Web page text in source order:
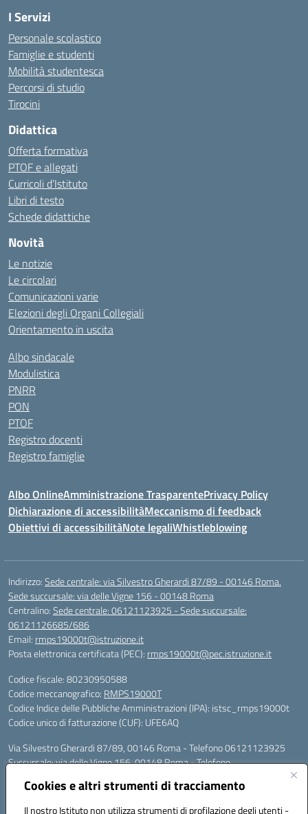
Cookies e altri strumenti di tracciamento
Il nostro Istituto non utilizza strumenti di profilazione degli utenti -
I Servizi
Personale scolastico
Famiglie e studenti
Mobilità studentesca
Percorsi di studio
Tirocini
Didattica
Offerta formativa
PTOF e allegati
Curricoli d’Istituto
Libri di testo
Schede didattiche
Novità
Le notizie
Le circolari
Comunicazioni varie
Elezioni degli Organi Collegiali
Orientamento in uscita
Albo sindacale
Modulistica
PNRR
PON
PTOF
Registro docenti
Registro famiglie
Albo OnlineAmministrazione TrasparentePrivacy Policy
Dichiarazione di accessibilitàMeccanismo di feedback
Obiettivi di accessibilitàNote legaliWhistleblowing
Indirizzo:Sede centrale: via Silvestro Gherardi 87/89 - 00146 Roma.
Sede succursale: via delle Vigne 156 - 00148 Roma
Centralino:Sede centrale: 06121123925 - Sede succursale:
06121126685/686
Email: rmps19000t@istruzione.it
Posta elettronica certificata (PEC): rmps19000t@pec.istruzione.it
Codice fiscale: 80230950588
Codice meccanografico: RMPS19000T
Codice Indice delle Pubbliche Amministrazioni (IPA): istsc_rmps19000t
Codice unico di fatturazione (CUF): UFE6AQ
Via Silvestro Gherardi 87/89, 00146 Roma - Telefono 06121123925
Succursale: via delle Vigne 156, 00148 Roma - Telefono
Mail: rmps19000t@istruzione.it - PEC: rmps19000t@pec.istruzione.it
Per contatti con il Dirigente Scolastico, utilizzare esclusivamente